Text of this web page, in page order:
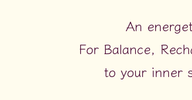
An
For Balance,
to your inner